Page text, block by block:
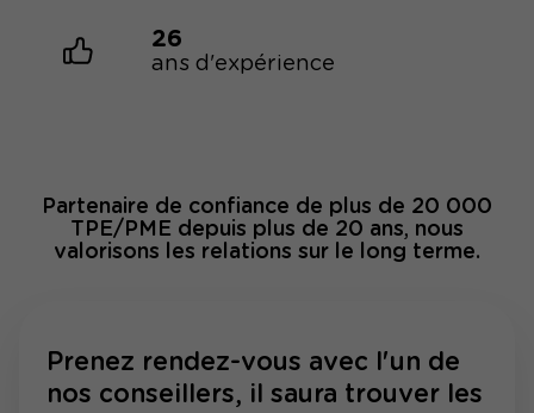
26
ans d'expérience
Partenaire de confiance de plus de 20 000
TPE/PME depuis plus de 20 ans, nous
valorisons les relations sur le long terme.
Prenez rendez-vous avec l'un de
nos conseillers, il saura trouver les